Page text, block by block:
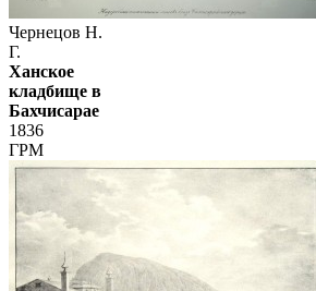
Чернецов Н.
Г.
Ханское
кладбище в
Бахчисарае
1836
ГРМ